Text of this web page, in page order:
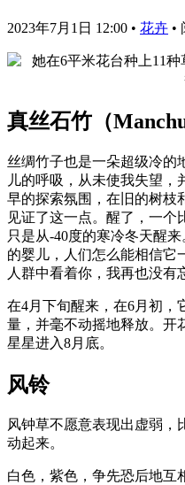
2023年7月1日 12:00 • 花卉 •
真丝石竹（
丝绸竹子也是一朵超级冷的
儿的呼吸，从未使我失望
早的探索氛围，在旧的树枝
见证了这一点。醒了，一个
只是从-40度的寒冷冬天醒
的婴儿，人们怎么能相信它
人群中看着你，我再也没有
在4月下旬醒来，在6月初，
量，并毫不动摇地释放。开
星星进入8月底。
风铃
风钟草不愿意表现出虚弱，
动起来。
白色，紫色，争先恐后地互